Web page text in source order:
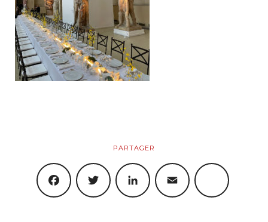
Objets
Boutique
Produits
Mon Compte
Blog
PARTAGER
FACEBOOKTWITTER LINKEDIN EMAIL SHARE